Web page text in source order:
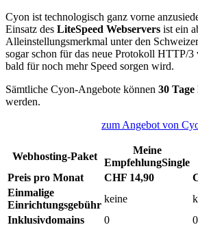
Cyon ist technologisch ganz vorne
Einsatz des LiteSpeed Webservers ist ein
Alleinstellungsmerkmal unter den
sogar schon für das neue Protokoll HTTP/3
bald für noch mehr Speed sorgen wird.
Sämtliche Cyon-Angebote können 30
werden.
zum Angebot von
Webhosting-Paket
Meine
EmpfehlungSingle
Preis pro Monat
CHF 14,90
Einmalige
Einrichtungsgebühr
keine
Inklusivdomains
0 0